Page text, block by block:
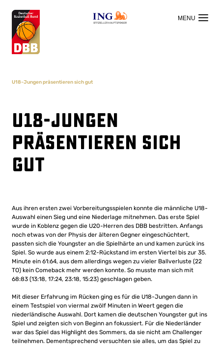
OFFIZIELLER HAUPTSPONSOR
U18-Jungen präsentieren sich gut
U18-Jungen
präsentieren sich
gut
Aus ihren ersten zwei Vorbereitungsspielen konnte die männliche U18-
Auswahl einen Sieg und eine Niederlage mitnehmen. Das erste Spiel
wurde in Koblenz gegen die U20-Herren des DBB bestritten. Anfangs
noch etwas von der Physis der älteren Gegner eingeschüchtert,
passten sich die Youngster an die Spielhärte an und kamen zurück ins
Spiel. So wurde aus einem 2:12-Rückstand im ersten Viertel bis zur 35.
Minute ein 61:64, aus dem allerdings wegen zu vieler Ballverluste (22
TO) kein Comeback mehr werden konnte. So musste man sich mit
68:83 (13:18, 17:24, 23:18, 15:23) geschlagen geben.
Mit dieser Erfahrung im Rücken ging es für die U18-Jungen dann in
einem Testspiel von viermal zwölf Minuten in Weert gegen die
niederländische Auswahl. Dort kamen die deutschen Youngster gut ins
Spiel und zeigten sich von Beginn an fokussiert. Für die Niederländer
war das Spiel das Highlight des Sommers, da sie nicht am Challenger
teilnehmen. Dementsprechend versuchten sie alles, um das Spiel zu